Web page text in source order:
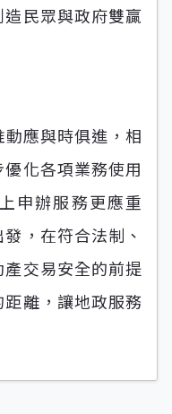
民眾與政府雙贏
應與時俱進，相
化各項業務使用
申辦服務更應重
，在符合法制、
交易安全的前提
離，讓地政服務